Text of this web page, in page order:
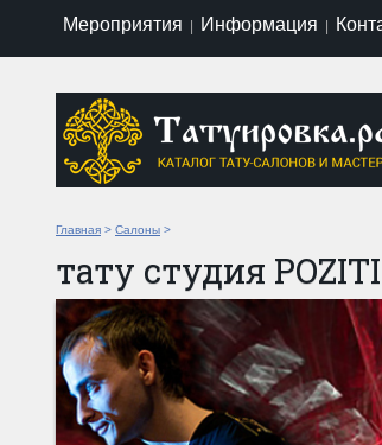
Мероприятия Информация
Главная > Салоны >
тату студия